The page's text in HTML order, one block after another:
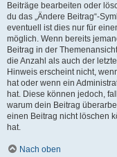
Beiträge bearbeiten oder
du das „Ändere Beitrag“-
eventuell ist dies nur für
möglich. Wenn bereits
Beitrag in der
die Anzahl als auch der
Hinweis erscheint nicht,
hat oder wenn ein
hat. Diese können jedoch,
warum dein Beitrag
einen Beitrag nicht löschen
hat.
Nach oben